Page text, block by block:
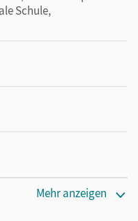
Schule,
Mehr anzeigen